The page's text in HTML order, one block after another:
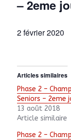
– 2eme
2 février 2020
Articles similaires
Phase 2 –
Seniors – 2eme
13 août 2018
Article similaire
Phase 2 –